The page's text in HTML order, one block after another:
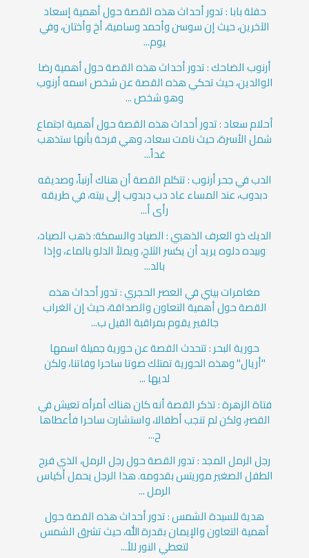
حفلة بابا : تدور أحداث هذه القصة حول أهمية إسعاد
الآخرين، حيث إن سوسن وأحمد وسامية، أخ وأختان، وفي
يوم...
أرنوب الضاحك : تدور أحداث هذه القصة حول أهمية رضا
الوالدين، حيث تحكي هذه القصة عن شخص اسمه أرنوب
وهو شخص ...
أحلام سعاد : تدور أحداث هذه القصة حول أهمية اجتماع
شمل الأسرة، حيث نامت سعاد، وهي فرحة بأنها ستذهب
غداً...
الدب في جحر أرنوب : تتكلم القصة أن هناك أرنباً، وصديقه
دبدوب، عند المساء عاد دب دبدوب إلى بيته، في طريقه
رأى أ...
الديك ذو العرف الذهبي : الصياد والسمكة: ذهب الصياد،
وبيده دلوه يريد أن يكسر الثلج، ويملأ الدلو بالماء، وإذا
بالد...
مغامرات بيني في العصر الحجري : تدور أحداث هذه
القصة حول أهمية التعاون والصداقة، حيث إن الغراب
جالفير يقوم بمراقبة الفيل ب...
حورية البحر : تتحدث القصة عن حورية جميلة اسمها
"أريال" وهذه الحورية تمتلك صوتا ساحرا وفاتنا، ولكن
لديها ...
فتاة الزهرة : تذكر القصة أنه كان هناك أمرأه تعيش في
القصر، ولكن لم تنجب أطفالا، واستشارت ساحرا فأعطاها
ح...
رجل الرمل المجد : تدور القصة حول رجل الرمل، الذي فرح
الطفل الصغير موريتس بقدومه. هذا الرجل يحمل أكياس
الرمل ...
هدية للسيدة الشمس : تدور أحداث هذه القصة حول
أهمية التعاون والإيمان بقدرة الله، حيث تشرق الشمس
لتعطي النور للأ...